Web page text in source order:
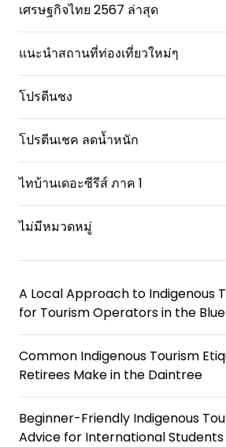
เศรษฐกิจไทย 2567 ล่าสุด
แนะนำสถานที่ท่องเที่ยวใหม่ๆ
โปรตีนชง
โปรตีนเชค ลดน้ำหนัก
ไทบ้านเดอะซีรีส์ ภาค 1
ไม่มีหมวดหมู่
A Local Approach to Indigenous
for Tourism Operators in the
Common Indigenous Tourism
Retirees Make in the Daintree
Beginner-Friendly Indigenous
Advice for International Students